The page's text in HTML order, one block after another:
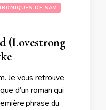
DE SAM
(Lovestrong
Je vous retrouve
d’un roman qui
phrase du